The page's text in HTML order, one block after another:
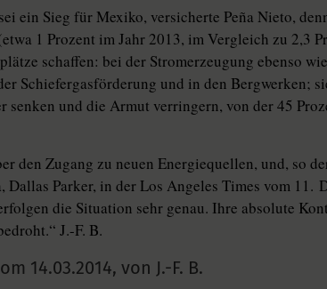
ein Sieg für Mexiko, versicherte Peña Nieto,
1 Prozent im Jahr 2013, im Vergleich zu 2,3
schaffen: bei der Stromerzeugung ebenso
Schiefergasförderung und in den Bergwerken;
senken und die Armut verringern, von der 45
den Zugang zu neuen Energiequellen, und, so
Parker, in der Los Angeles Times vom 11.
die Situation sehr genau. Ihre absolute
J.-F. B.
14.03.2014, von J.-F. B.